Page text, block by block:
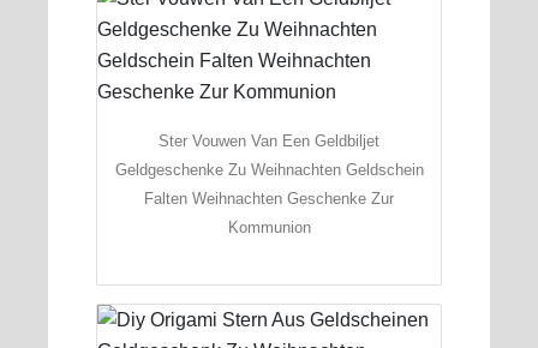
Ster Vouwen Van Een Geldbiljet
Geldgeschenke Zu Weihnachten Geldschein
Falten Weihnachten Geschenke Zur
Kommunion